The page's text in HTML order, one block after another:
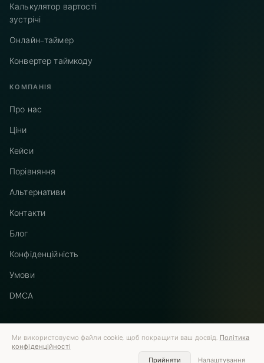
Калькулятор вартості
зустрічі
Онлайн-таймер
Конвертер таймкоду
КОМПАНІЯ
Про нас
Ціни
Кейси
Порівняння
Альтернативи
Контакти
Блог
Конфіденційність
Умови
DMCA
© 2026 Vastflow. Усі права захищено. Telegram
Ми використовуємо файли cookie, щоб покращити ваш досвід. Політика
конфіденційності
Прийняти
Налаштування